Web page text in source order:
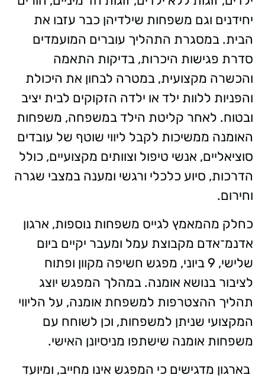
יחידנים וגם משפחות שילדיהן כבר עזבו את
הבית. במסגרת התהליך עוברים המועמדים
סדרת פגישות היכרות, בדיקות התאמה
והכשרה מקצועית, במטרה לבחון את היכולת
והפניות ללוות ילד או ילדה הזקוקים לבית יציב
ובטוח. לאחר קליטת הילד במשפחה, משפחות
האומנה ממשיכות לקבל ליווי שוטף של עובדים
סוציאליים, אנשי טיפול וצוותים מקצועיים, כולל
הדרכות, סיוע כלכלי ורגשי ומענה במצבי שגרה
וחירום.
כחלק מהמאמץ לגייס משפחות נוספות, ארגון
אדנמ־אדם מקבוצת עמל ומעבר יקיים ביום
שלישי, 9 ביוני, מפגש חשיפה מקוון ופתוח
לציבור בנושא אומנה. במהלך המפגש יוצג
תהליך ההצטרפות למשפחת אומנה, על הליווי
המקצועי שניתן למשפחות, וכן לשוחח עם
משפחות אומנה שישתפו מניסיונן האישי.
בארגון מדגישים כי המפגש אינו מחייב, ומיועד